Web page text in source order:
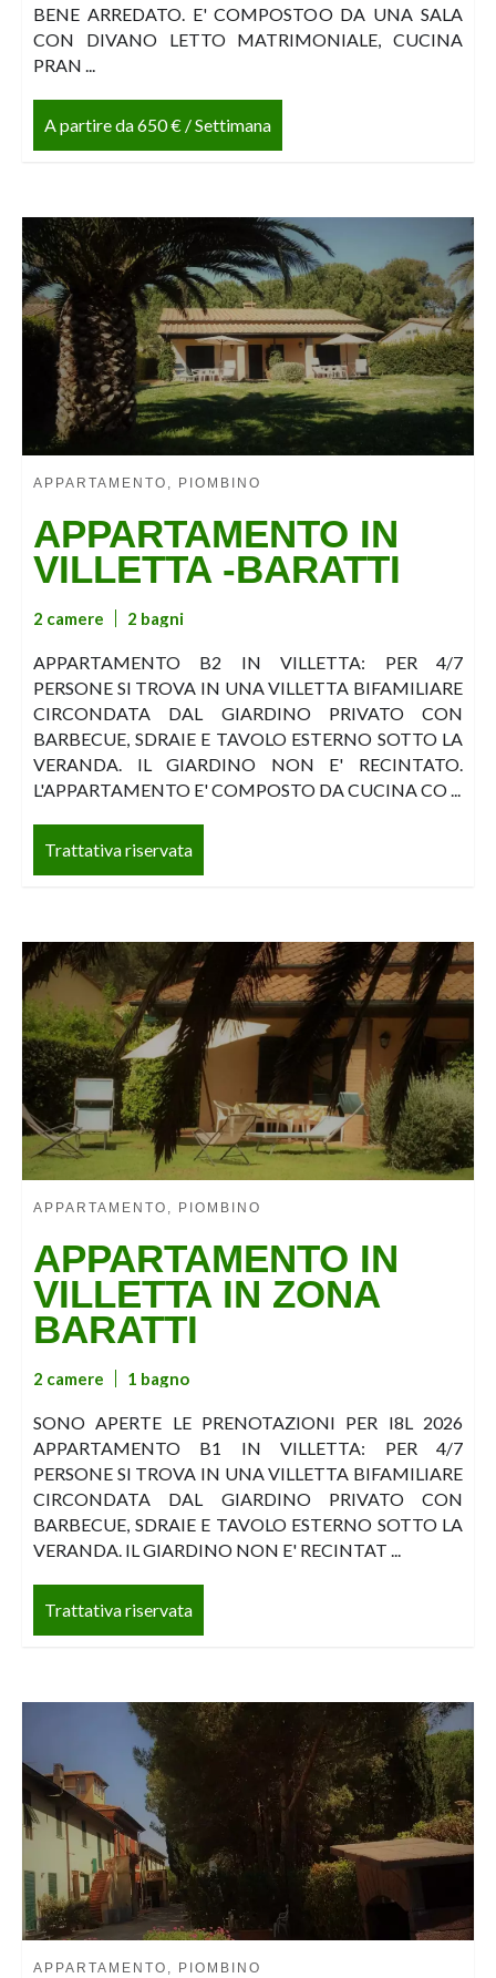
BENE ARREDATO. E' COMPOSTOO DA UNA SALA
CON DIVANO LETTO MATRIMONIALE, CUCINA
PRAN ...
A partire da 650 € / Settimana
APPARTAMENTO, PIOMBINO
APPARTAMENTO IN
VILLETTA -BARATTI
2 camere 2 bagni
APPARTAMENTO B2 IN VILLETTA: PER 4/7
PERSONE SI TROVA IN UNA VILLETTA BIFAMILIARE
CIRCONDATA DAL GIARDINO PRIVATO CON
BARBECUE, SDRAIE E TAVOLO ESTERNO SOTTO LA
VERANDA. IL GIARDINO NON E' RECINTATO.
L'APPARTAMENTO E' COMPOSTO DA CUCINA CO ...
Trattativa riservata
APPARTAMENTO, PIOMBINO
APPARTAMENTO IN
VILLETTA IN ZONA
BARATTI
2 camere 1 bagno
SONO APERTE LE PRENOTAZIONI PER I8L 2026
APPARTAMENTO B1 IN VILLETTA: PER 4/7
PERSONE SI TROVA IN UNA VILLETTA BIFAMILIARE
CIRCONDATA DAL GIARDINO PRIVATO CON
BARBECUE, SDRAIE E TAVOLO ESTERNO SOTTO LA
VERANDA. IL GIARDINO NON E' RECINTAT ...
Trattativa riservata
APPARTAMENTO, PIOMBINO